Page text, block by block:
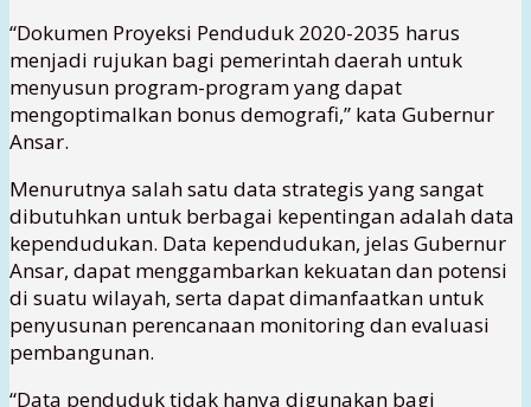
“Dokumen Proyeksi Penduduk 2020-2035 harus
menjadi rujukan bagi pemerintah daerah untuk
menyusun program-program yang dapat
mengoptimalkan bonus demografi,” kata Gubernur
Ansar.
Menurutnya salah satu data strategis yang sangat
dibutuhkan untuk berbagai kepentingan adalah data
kependudukan. Data kependudukan, jelas Gubernur
Ansar, dapat menggambarkan kekuatan dan potensi
di suatu wilayah, serta dapat dimanfaatkan untuk
penyusunan perencanaan monitoring dan evaluasi
pembangunan.
“Data penduduk tidak hanya digunakan bagi